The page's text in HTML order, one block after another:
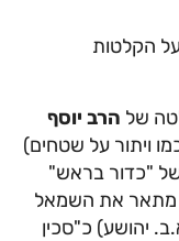
הקלטות
של הרב יוסף
ויתור על שטחים)
"כדור בראש"
מתאר את השמאל
יהושע) כ"סכין